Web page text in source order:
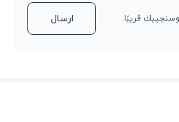
قريبًا. ارسال